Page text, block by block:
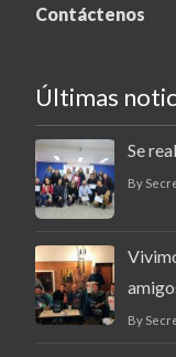
Contáctenos
Últimas
Se
By
By